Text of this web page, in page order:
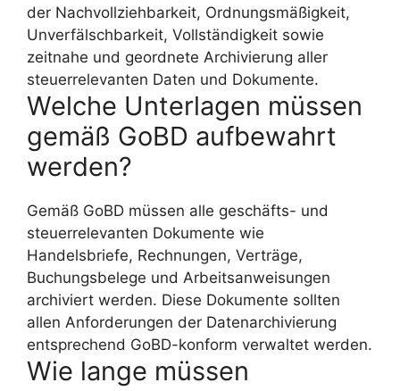
der Nachvollziehbarkeit, Ordnungsmäßigkeit,
Unverfälschbarkeit, Vollständigkeit sowie
zeitnahe und geordnete Archivierung aller
steuerrelevanten Daten und Dokumente.
Welche Unterlagen müssen
gemäß GoBD aufbewahrt
werden?
Gemäß GoBD müssen alle geschäfts- und
steuerrelevanten Dokumente wie
Handelsbriefe, Rechnungen, Verträge,
Buchungsbelege und Arbeitsanweisungen
archiviert werden. Diese Dokumente sollten
allen Anforderungen der Datenarchivierung
entsprechend GoBD-konform verwaltet werden.
Wie lange müssen